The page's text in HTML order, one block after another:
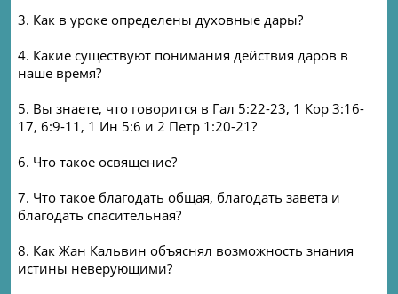
3. Как в уроке определены духовные дары?
4. Какие существуют понимания действия даров в
наше время?
5. Вы знаете, что говорится в Гал 5:22-23, 1 Кор 3:16-
17, 6:9-11, 1 Ин 5:6 и 2 Петр 1:20-21?
6. Что такое освящение?
7. Что такое благодать общая, благодать завета и
благодать спасительная?
8. Как Жан Кальвин объяснял возможность знания
истины неверующими?